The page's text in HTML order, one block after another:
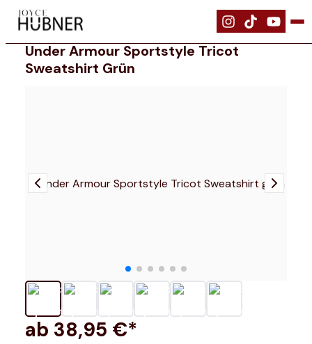
| Bekleidung Under Armour Sportstyle Tricot Sweatshirt grün
Under Armour Sportstyle Tricot
Sweatshirt Grün
ab 38,95 €*